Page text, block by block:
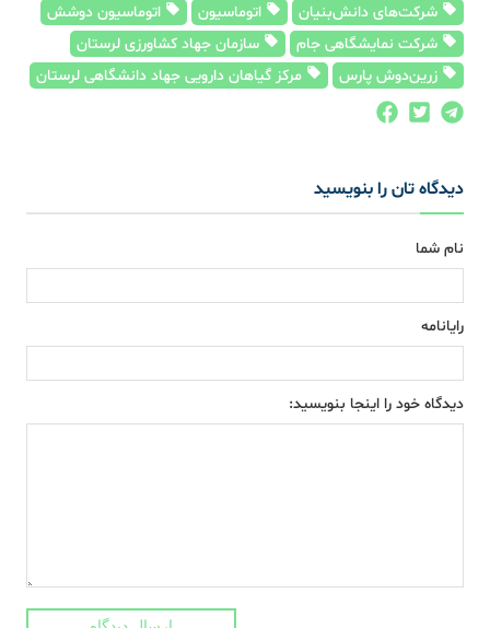
شرکت‌های دانش‌بنیان اتوماسیون
اتوماسیون دوشش
شرکت نمایشگاهی جام
سازمان جهاد کشاورزی لرستان
زرین‌دوش پارس
مرکز گیاهان دارویی جهاد دانشگاهی لرستان
دیدگاه تان را بنویسید
نام شما
رایانامه
دیدگاه خود را اینجا بنویسید: